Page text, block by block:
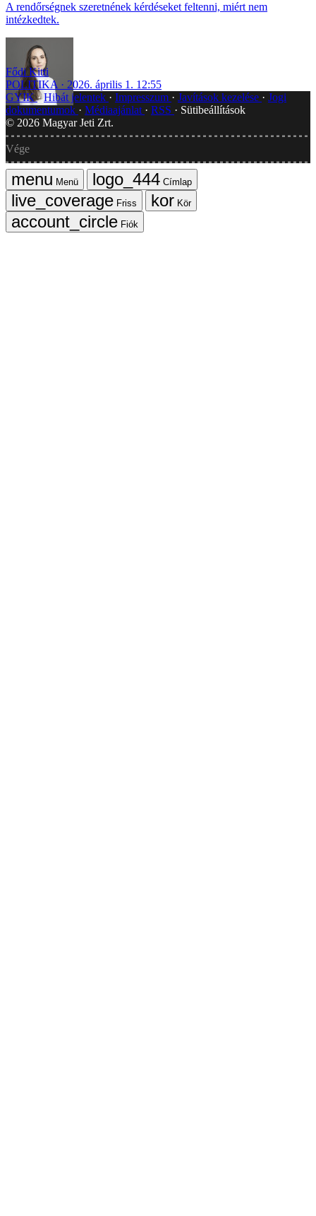
A rendőrségnek szeretnének kérdéseket feltenni, miért nem
intézkedtek.
Fődi Kitti
POLITIKA
2026. április 1. 12:55
GYIK Hibát jelentek Impresszum Javítások kezelése
Jogi
dokumentumok
Médiaajánlat RSS
Sütibeállítások
© 2026 Magyar Jeti Zrt.
Vége
Menü
Címlap
Friss
Kör
Fiók